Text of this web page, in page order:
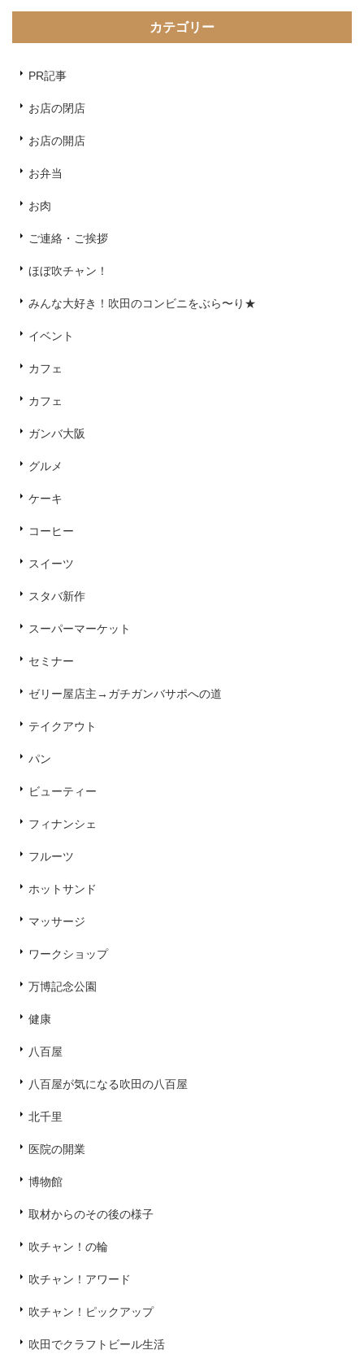
カテゴリー
PR記事
お店の閉店
お店の開店
お弁当
お肉
ご連絡・ご挨拶
ほぼ吹チャン！
みんな大好き！吹田のコンビニをぶら〜り★
イベント
カフェ
カフェ
ガンバ大阪
グルメ
ケーキ
コーヒー
スイーツ
スタバ新作
スーパーマーケット
セミナー
ゼリー屋店主→ガチガンバサポへの道
テイクアウト
パン
ビューティー
フィナンシェ
フルーツ
ホットサンド
マッサージ
ワークショップ
万博記念公園
健康
八百屋
八百屋が気になる吹田の八百屋
北千里
医院の開業
博物館
取材からのその後の様子
吹チャン！の輪
吹チャン！アワード
吹チャン！ピックアップ
吹田でクラフトビール生活